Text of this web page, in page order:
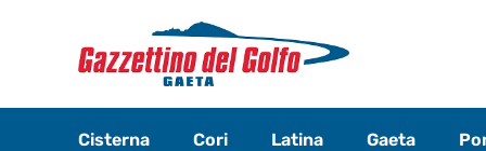
contenuto
Cisterna Cori Latina Gaeta